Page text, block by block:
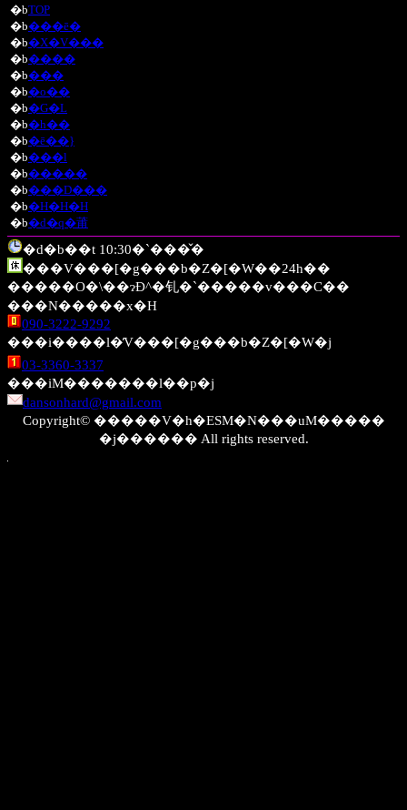
�bTOP
�b���ē�
�b�X�V���
�b����
�b���
�b�o��
�b�G�L
�b�h��
�b�ē��}
�b���l
�b�����
�b���D���
�b�H�H�H
�b�d�q�莆
�d�b��t 10:30�`���̌�
���V���[�g���b�Z�[�W��24h��
�����O�\��ɂĐ^�钆�`�����v���C��
���N�����x�H
090-3222-9292
���i����l�̓V���[�g���b�Z�[�W�j
03-3360-3337
���iM�������l��p�j
dansonhard@gmail.com
Copyright© �����V�h�ESM�N���uM�����
�j������ All rights reserved.